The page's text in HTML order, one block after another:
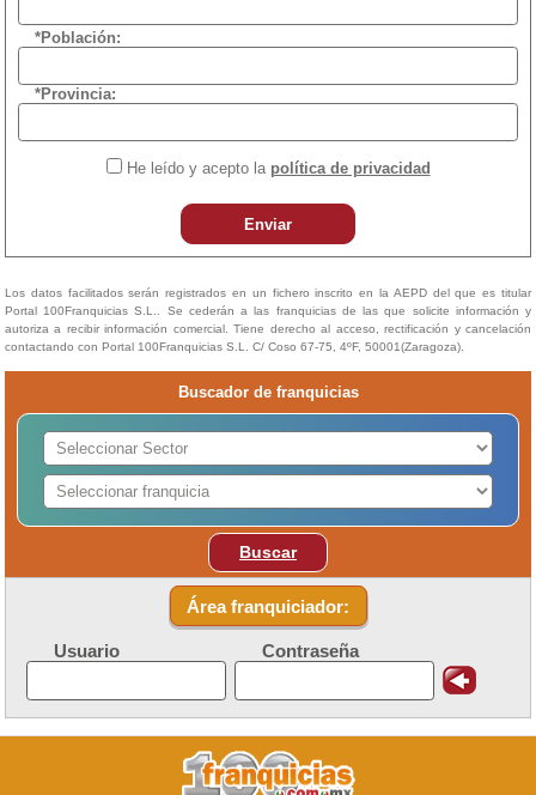
*Población:
*Provincia:
He leído y acepto la política de privacidad
Enviar
Los datos facilitados serán registrados en un fichero inscrito en la AEPD del que es titular
Portal 100Franquicias S.L.. Se cederán a las franquicias de las que solicite información y
autoriza a recibir información comercial. Tiene derecho al acceso, rectificación y cancelación
contactando con Portal 100Franquicias S.L. C/ Coso 67-75, 4ºF, 50001(Zaragoza).
Buscador de franquicias
Buscar
Área franquiciador:
Usuario Contraseña